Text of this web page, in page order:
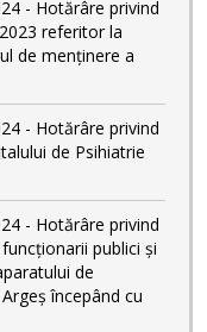
- Hotărâre privind
referitor la
de menținere a
- Hotărâre privind
de Psihiatrie
- Hotărâre privind
publici și
de
începând cu